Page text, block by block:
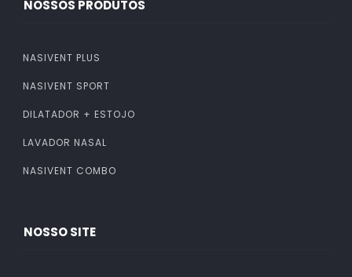
NOSSOS PRODUTOS
NASIVENT PLUS
NASIVENT SPORT
DILATADOR + ESTOJO
LAVADOR NASAL
NASIVENT COMBO
NOSSO SITE